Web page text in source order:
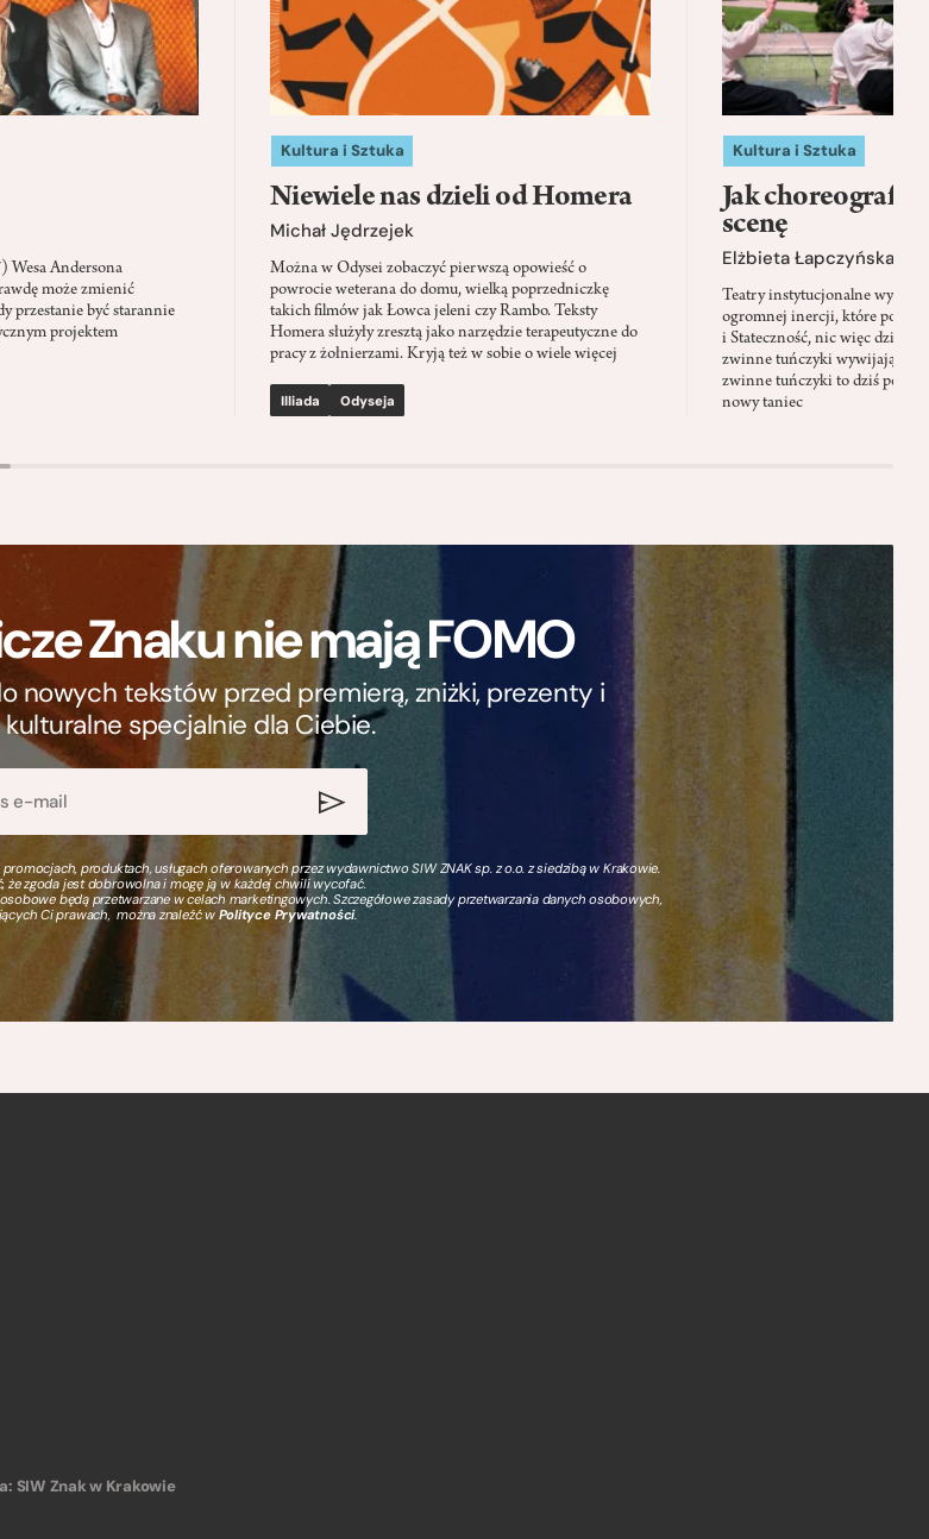
Wesa Andersona
może zmienić
przestanie być starannie
projektem
Kultura i Sztuka
Niewiele nas dzieli od Homera
Michał Jędrzejek
Można w Odysei zobaczyć pierwszą opowieść o
powrocie weterana do domu, wielką poprzedniczkę
takich filmów jak Łowca jeleni czy Rambo. Teksty
Homera służyły zresztą jako narzędzie terapeutyczne do
pracy z żołnierzami. Kryją też w sobie o wiele więcej
Illiada Odyseja
Kultura i Sztuka
Jak
scenę
Elżbieta Łapczyńska
Teatry instytucjonalne
ogromnej inercji, które ponad
i Stateczność, nic więc
zwinne tuńczyki wywijają
zwinne tuńczyki to dziś
nowy taniec
Znaku nie mają FOMO
nowych tekstów przed premierą, zniżki, prezenty i
specjalnie dla Ciebie.
produktach, usługach oferowanych przez wydawnictwo SIW ZNAK sp. z o.o. z siedzibą w Krakowie.
że zgoda jest dobrowolna i mogę ją w każdej chwili wycofać.
będą przetwarzane w celach marketingowych. Szczegółowe zasady przetwarzania danych osobowych,
Ci prawach, można znaleźć wPolityce Prywatności.
SIW Znak w Krakowie